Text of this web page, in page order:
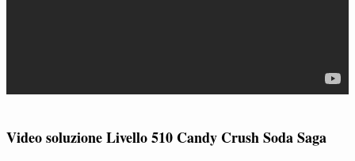
Video soluzione Livello 510 Candy Crush Soda Saga